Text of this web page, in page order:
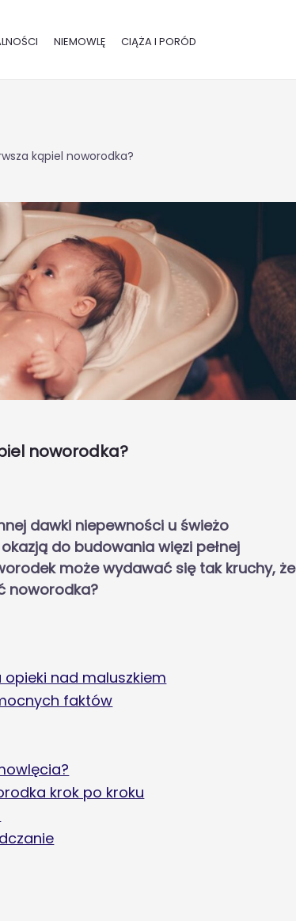
NIEMOWLĘ CIĄŻA I PORÓD
kąpiel noworodka?
noworodka?
dawki niepewności u świeżo
do budowania więzi pełnej
może wydawać się tak kruchy, że
noworodka?
nad maluszkiem
faktów
krok po kroku